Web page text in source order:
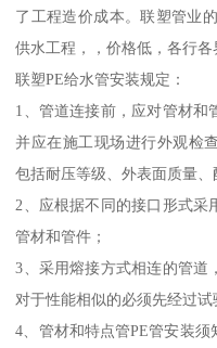
了工程造价成本。联塑管业
供水工程，，价格低，各行各
联塑PE给水管安装规定：
1、管道连接前，应对管材和
并应在施工现场进行外观检
包括耐压等级、外表面质量、
2、应根据不同的接口形式采
管材和管件；
3、采用熔接方式相连的管道
对于性能相似的必须先经过试
4、管材和特点管PE管安装